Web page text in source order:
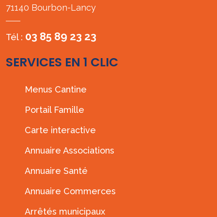
71140 Bourbon-Lancy
Tél : 03 85 89 23 23
SERVICES EN 1 CLIC
Menus Cantine
Portail Famille
Carte interactive
Annuaire Associations
Annuaire Santé
Annuaire Commerces
Arrêtés municipaux